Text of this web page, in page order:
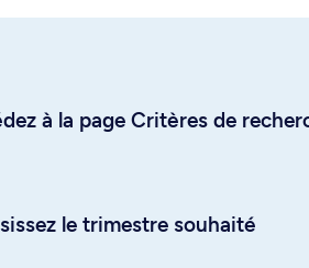
à la page Critères de
le trimestre souhaité